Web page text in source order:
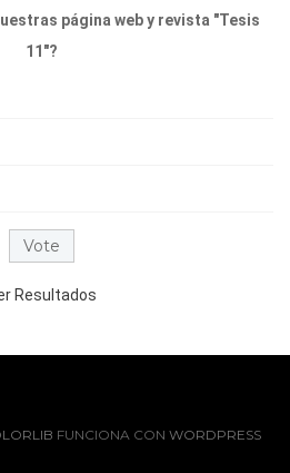
página web y revista "Tesis
11"?
Resultados
FUNCIONA CON WORDPRESS